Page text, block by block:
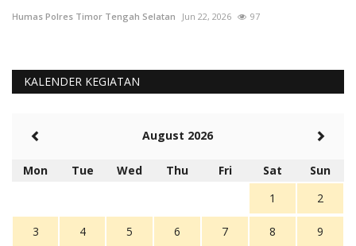
Humas Polres Timor Tengah Selatan Jun 22, 2026 97
KALENDER KEGIATAN
August 2026
Mon Tue Wed Thu Fri Sat
Sun
1
2
3 4 5 6 7 8 9